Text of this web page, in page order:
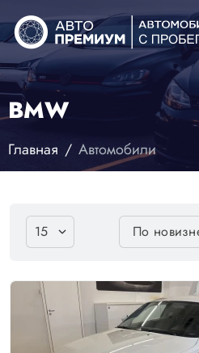
BMW
Главная Автомобили